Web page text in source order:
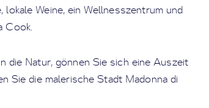
Weine, ein Wellnesszentrum und
Cook.
die Natur, gönnen Sie sich eine Auszeit
Sie die malerische Stadt Madonna di